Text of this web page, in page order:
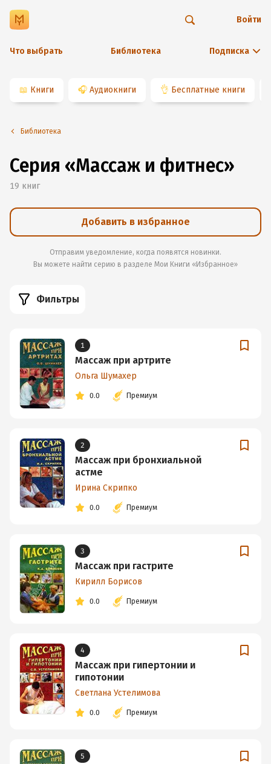
Что выбрать Библиотека Подписка
Войти
📖 Книги 🎧 Аудиокниги 👌 Бесплатные книги
Библиотека
Серия «Массаж и фитнес»
19 книг
Добавить в избранное
Отправим уведомление, когда появятся новинки.
Вы можете найти серию в разделе Мои Книги «Избранное»
Фильтры
1
Массаж при артрите
Ольга Шумахер
0.0 Премиум
2
Массаж при бронхиальной
астме
Ирина Скрипко
0.0 Премиум
3
Массаж при гастрите
Кирилл Борисов
0.0 Премиум
4
Массаж при гипертонии и
гипотонии
Светлана Устелимова
0.0 Премиум
5